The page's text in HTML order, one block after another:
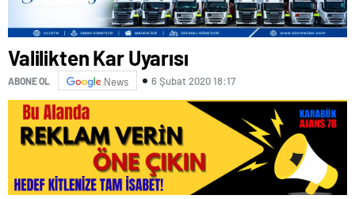
Valilikten Kar Uyarısı
ABONE OL News 6 Şubat 2020 18:17